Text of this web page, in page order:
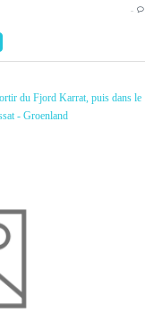
…
du Fjord Karrat, puis dans le
- Groenland